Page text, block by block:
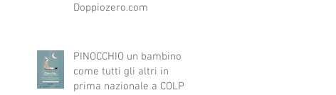
Doppiozero.com
PINOCCHIO un bambino
come tutti gli altri in
prima nazionale a COLPI